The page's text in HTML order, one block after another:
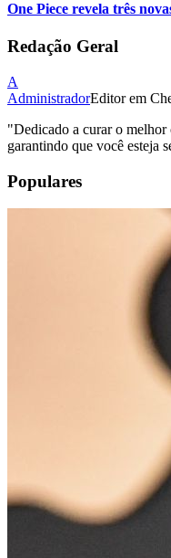
One Piece revela três
Redação Geral
A
AdministradorEditor em
"Dedicado a curar o melhor
garantindo que você esteja
Populares